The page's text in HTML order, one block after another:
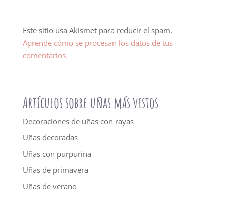
Este sitio usa Akismet para reducir el spam.
Aprende cómo se procesan los datos de tus
comentarios.
Artículos sobre uñas más vistos
Decoraciones de uñas con rayas
Uñas decoradas
Uñas con purpurina
Uñas de primavera
Uñas de verano